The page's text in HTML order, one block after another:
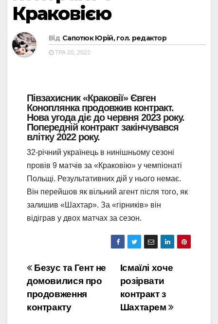
Краковією
Від Сапотюк Юрій, гол. редактор
ТРА 20, 2022
Півзахисник «Краковії» Євген
Коноплянка продовжив контракт.
Нова угода діє до червня 2023 року.
Попередній контракт закінчувався
влітку 2022 року.
32-річний українець в нинішньому сезоні
провів 9 матчів за «Краковію» у чемпіонаті
Польщі. Результативних дій у нього немає.
Він перейшов як вільний агент після того, як
залишив «Шахтар». За «гірників» він
відіграв у двох матчах за сезон.
Навігація
записів
Ісмаїлі хоче
розірвати
контракт з
Шахтарем
Безус та Гент не
домовилися про
продовження
контракту